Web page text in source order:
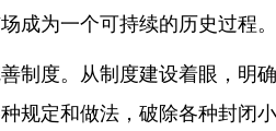
成为一个可持续的历史过程。
度。从制度建设着眼，明
规定和做法，破除各种封闭